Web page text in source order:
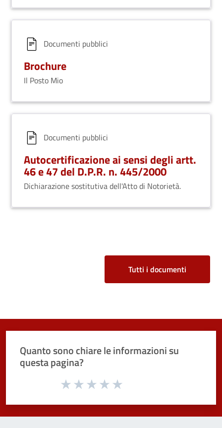
Documenti pubblici
Brochure
Il Posto Mio
Documenti pubblici
Autocertificazione ai sensi degli artt.
46 e 47 del D.P.R. n. 445/2000
Dichiarazione sostitutiva dell'Atto di Notorietà.
Tutti i documenti
Quanto sono chiare le informazioni su
questa pagina?
Valuta da 1 a 5 stelle la pagina